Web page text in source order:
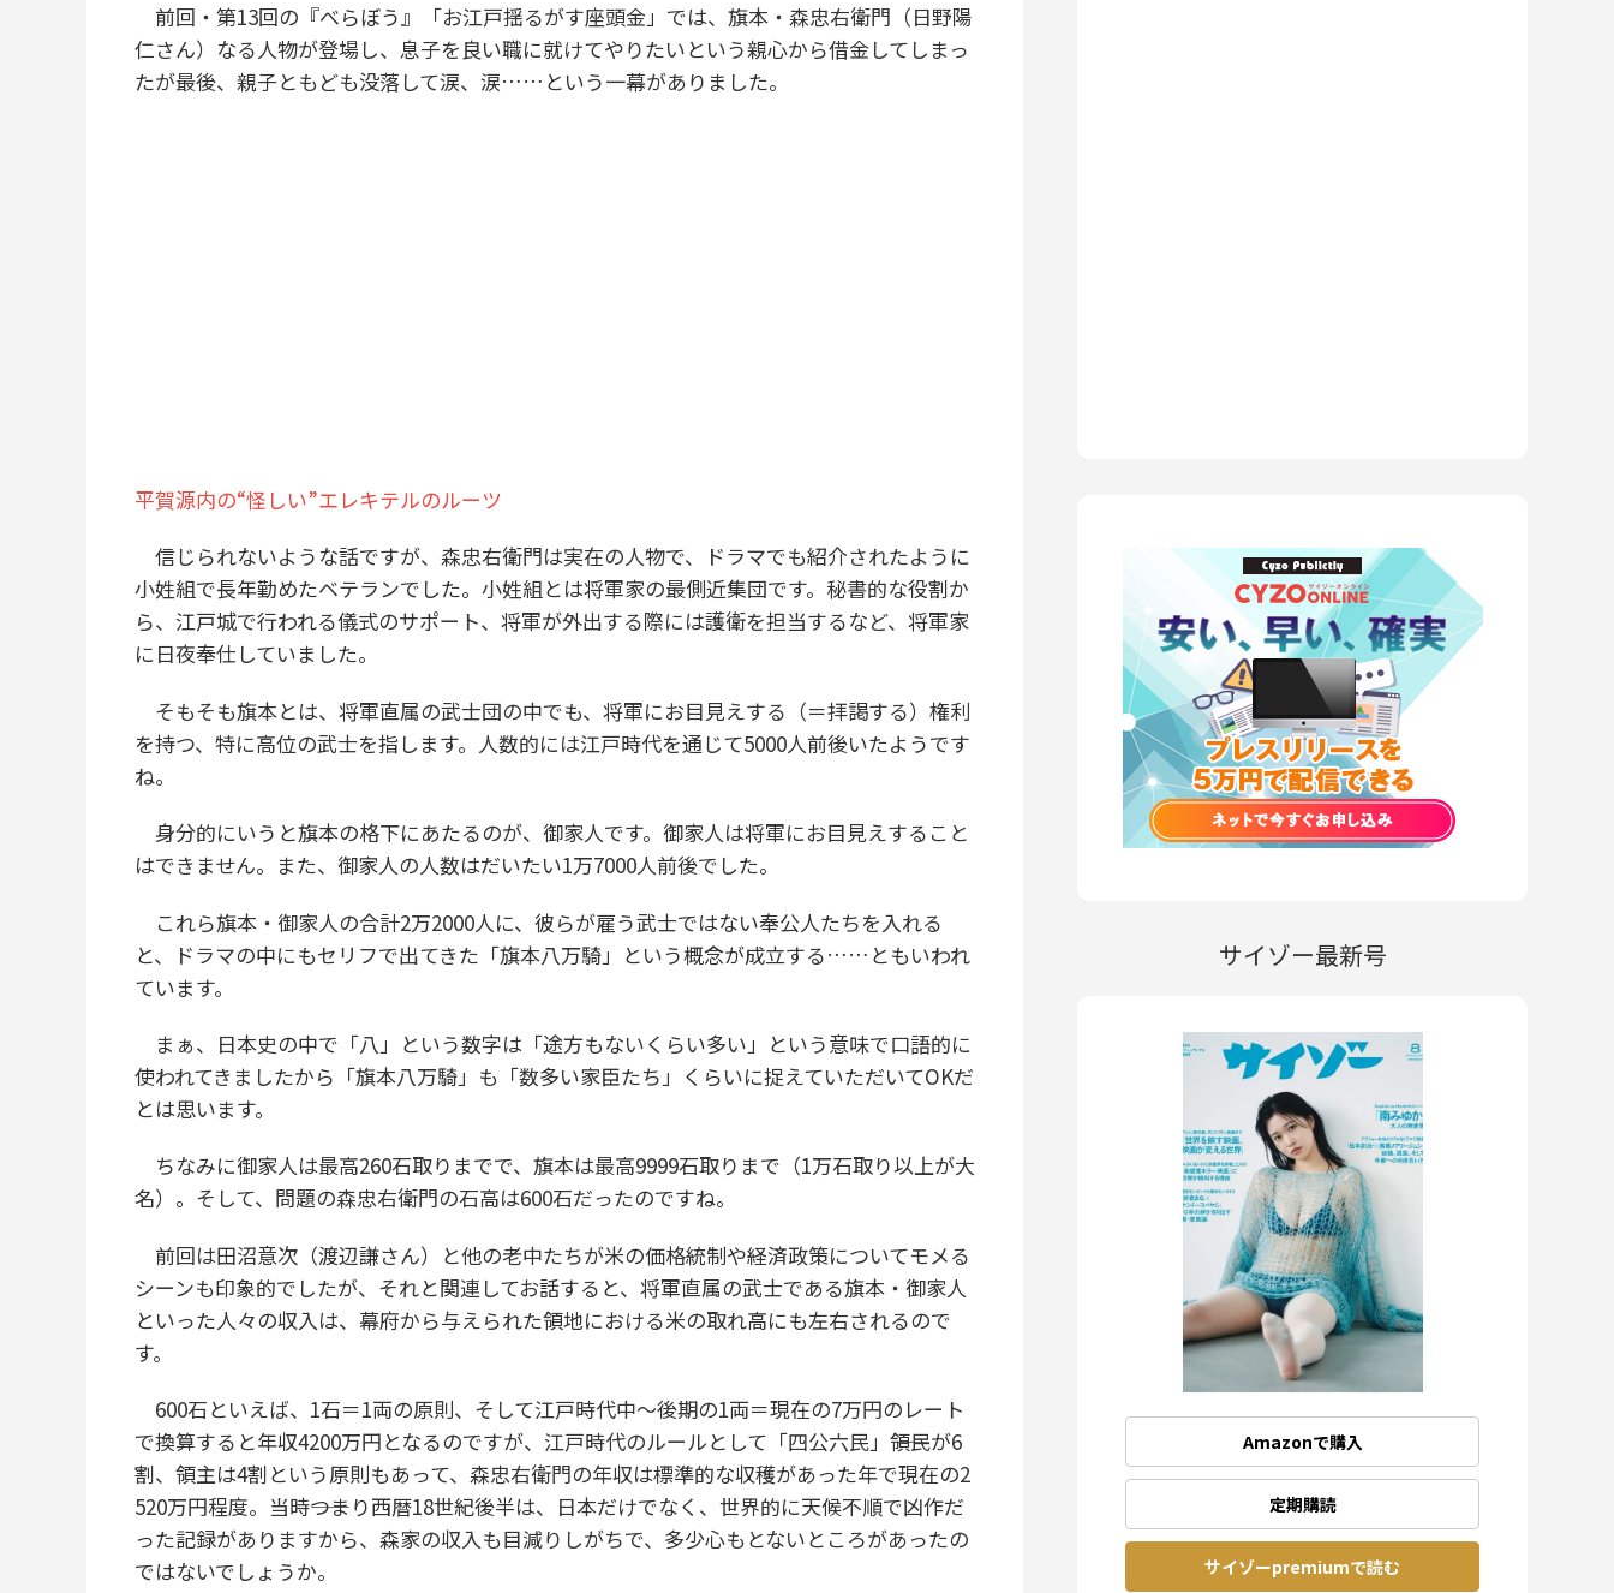
前回・第13回の『べらぼう』「お江戸揺るがす座頭金」では、旗本・森忠右衛門（日野陽
仁さん）なる人物が登場し、息子を良い職に就けてやりたいという親心から借金してしまっ
たが最後、親子ともども没落して涙、涙……という一幕がありました。
平賀源内の“怪しい”エレキテルのルーツ
信じられないような話ですが、森忠右衛門は実在の人物で、ドラマでも紹介されたように
小姓組で長年勤めたベテランでした。小姓組とは将軍家の最側近集団です。秘書的な役割か
ら、江戸城で行われる儀式のサポート、将軍が外出する際には護衛を担当するなど、将軍家
に日夜奉仕していました。
そもそも旗本とは、将軍直属の武士団の中でも、将軍にお目見えする（＝拝謁する）権利
を持つ、特に高位の武士を指します。人数的には江戸時代を通じて5000人前後いたようです
ね。
身分的にいうと旗本の格下にあたるのが、御家人です。御家人は将軍にお目見えすること
はできません。また、御家人の人数はだいたい1万7000人前後でした。
これら旗本・御家人の合計2万2000人に、彼らが雇う武士ではない奉公人たちを入れる
と、ドラマの中にもセリフで出てきた「旗本八万騎」という概念が成立する……ともいわれ
ています。
まぁ、日本史の中で「八」という数字は「途方もないくらい多い」という意味で口語的に
使われてきましたから「旗本八万騎」も「数多い家臣たち」くらいに捉えていただいてOKだ
とは思います。
ちなみに御家人は最高260石取りまでで、旗本は最高9999石取りまで（1万石取り以上が大
名）。そして、問題の森忠右衛門の石高は600石だったのですね。
前回は田沼意次（渡辺謙さん）と他の老中たちが米の価格統制や経済政策についてモメる
シーンも印象的でしたが、それと関連してお話すると、将軍直属の武士である旗本・御家人
といった人々の収入は、幕府から与えられた領地における米の取れ高にも左右されるので
す。
600石といえば、1石＝1両の原則、そして江戸時代中～後期の1両＝現在の7万円のレート
で換算すると年収4200万円となるのですが、江戸時代のルールとして「四公六民」――領民が6
割、領主は4割という原則もあって、森忠右衛門の年収は標準的な収穫があった年で現在の2
520万円程度。当時――つまり西暦18世紀後半は、日本だけでなく、世界的に天候不順で凶作だ
った記録がありますから、森家の収入も目減りしがちで、多少心もとないところがあったの
ではないでしょうか。
サイゾー最新号
Amazonで購入
定期購読
サイゾーpremiumで読む